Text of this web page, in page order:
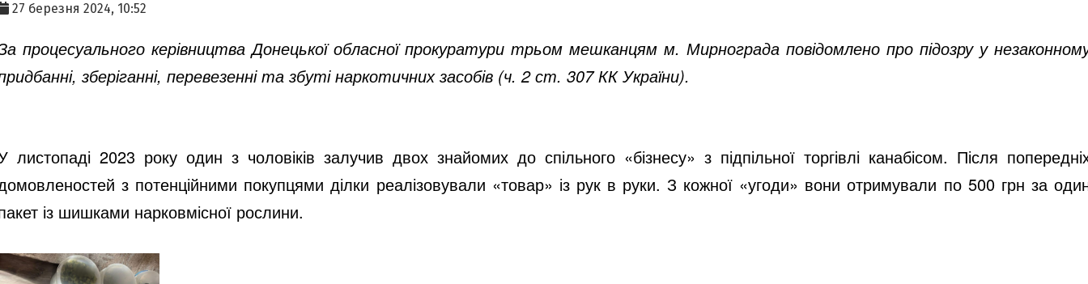
27 березня 2024, 10:52
процесуального керівництва Донецької обласної прокуратури трьом мешканцям м. Мирнограда повідомлено про підозру у
зберіганні, перевезенні та збуті наркотичних засобів (ч. 2 ст. 307 КК України).
листопаді 2023 року один з чоловіків залучив двох знайомих до спільного «бізнесу» з підпільної торгівлі канабісом. Після
з потенційними покупцями ділки реалізовували «товар» із рук в руки. З кожної «угоди» вони отримували по 500 грн за
із шишками нарковмісної рослини.